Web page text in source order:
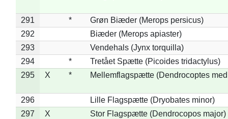
291 *
Grøn Biæder (Merops persicus)
292
Biæder (Merops apiaster)
293
Vendehals (Jynx torquilla)
294
*
Tretået Spætte (Picoides tridactylus)
295
X * Mellemflagspætte (Dendrocoptes
296
Lille Flagspætte (Dryobates minor)
297
X Stor Flagspætte (Dendrocopos major)